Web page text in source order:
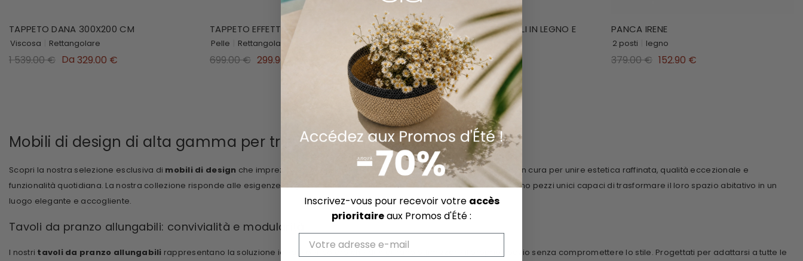
TAPPETO DANA 300X200 CM
Viscosa Rettangolare
1 539.00 € Da 329.00 €
TAPPETO EFFETTO PARQUET 230X160
Pelle Rettangolare
699.00 € 299.90 €
TAVOLINO CON 2 SGABELLI IN LEGNO E
FERRO
Set di 3|Metallo
499.00 € 205.90 €
PANCA IRENE
2 posti legno
379.00 € 152.90 €
Mobili di design di alta gamma per trasformare i tuoi interni
Scopri la nostra selezione esclusiva di mobili di design che impreziosisce ogni stanza della tua casa. Ogni mobile è scelto con cura per unire estetica raffinata, qualità eccezionale e
funzionalità quotidiana. La nostra collezione risponde alle esigenze degli amanti dell'arredamento contemporaneo che cercano pezzi unici capaci di trasformare il loro spazio abitativo in un
luogo elegante e accogliente.
Tavoli da pranzo allungabili: convivialità e modularità
I nostri tavoli da pranzo allungabili rappresentano la soluzione ideale per coloro che desiderano ottimizzare il proprio spazio senza compromettere lo stile. Progettati per adattarsi a tutte le
Inscrivez-vous pour recevoir votre accès
prioritaireaux Promos d'Été :
Email